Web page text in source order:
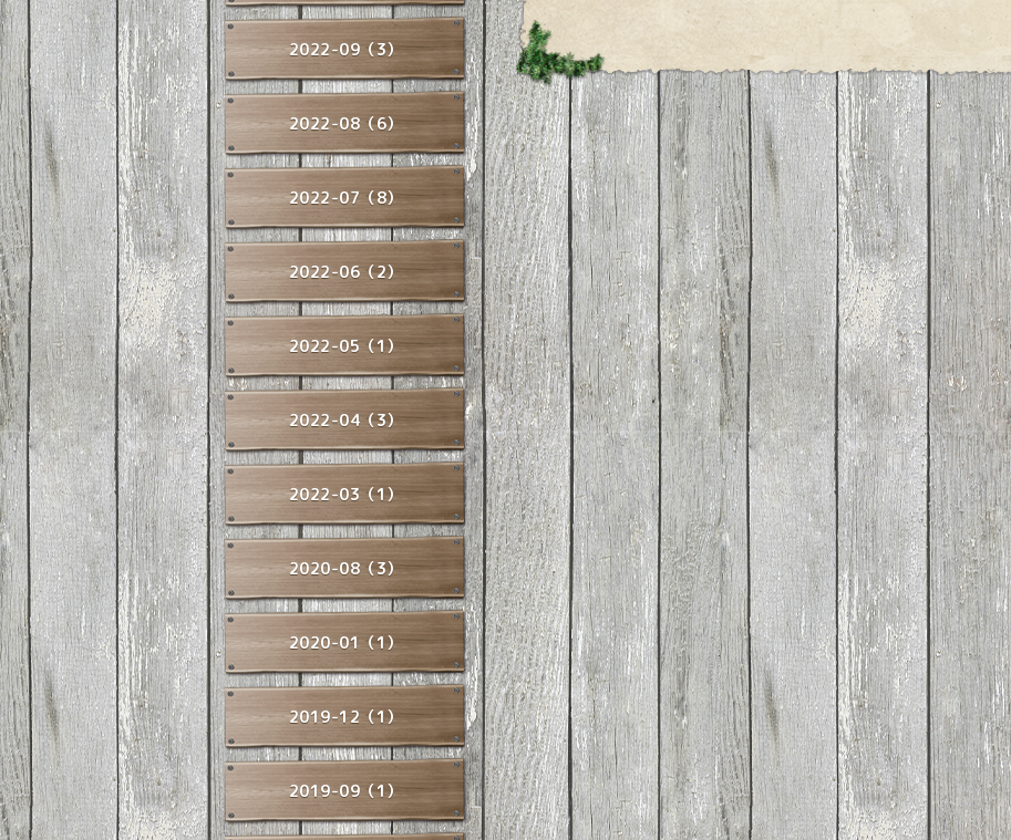
2022-09（3）
2022-08（6）
2022-07（8）
2022-06（2）
2022-05（1）
2022-04（3）
2022-03（1）
2020-08（3）
2020-01（1）
2019-12（1）
2019-09（1）